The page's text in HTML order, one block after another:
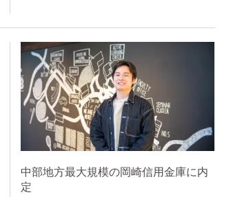
中部地方最大規模の岡崎信用金庫に内
定